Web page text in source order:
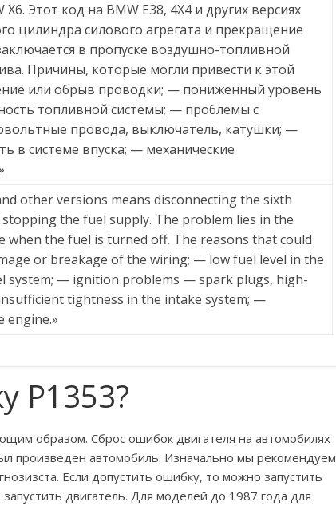
Этот код на BMW E38, 4X4 и других версиях
цилиндра силового агрегата и прекращение
в пропуске воздушно-топливной
Причины, которые могли привести к этой
или обрыв проводки; — пониженный уровень
топливной системы; — проблемы с
провода, выключатель, катушки; —
в системе впуска; — механические
other versions means disconnecting the sixth
the fuel supply. The problem lies in the
when the fuel is turned off. The reasons that could
or breakage of the wiring; — low fuel level in the
system; — ignition problems — spark plugs, high-
tightness in the intake system; —
engine.»
P1353?
образом. Сброс ошибок двигателя на автомобилях
произведен автомобиль. Изначально мы рекомендуем
Если допустить ошибку, то можно запустить
двигатель. Для моделей до 1987 года для